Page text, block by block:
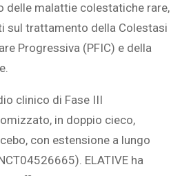
delle malattie colestatiche rare,
sul trattamento della Colestasi
Progressiva (PFIC) e della
clinico di Fase III
in doppio cieco,
con estensione a lungo
ELATIVE ha